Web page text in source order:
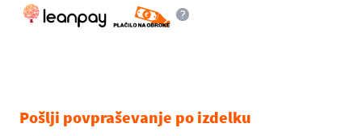
Pošlji povpraševanje po izdelku